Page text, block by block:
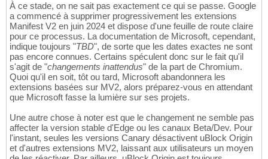
À ce stade, on ne sait pas exactement ce qui se passe. Google
a commencé à supprimer progressivement les extensions
Manifest V2 en juin 2024 et dispose d'une feuille de route claire
pour ce processus. La documentation de Microsoft, cependant,
indique toujours "TBD", de sorte que les dates exactes ne sont
pas encore connues. Certains spéculent donc sur le fait qu'il
s'agit de "changements inattendus" de la part de Chromium.
Quoi qu'il en soit, tôt ou tard, Microsoft abandonnera les
extensions basées sur MV2, alors préparez-vous en attendant
que Microsoft fasse la lumière sur ses projets.
Une autre chose à noter est que le changement ne semble pas
affecter la version stable d'Edge ou les canaux Beta/Dev. Pour
l'instant, seules les versions Canary désactivent uBlock Origin
et d'autres extensions MV2, laissant aux utilisateurs un moyen